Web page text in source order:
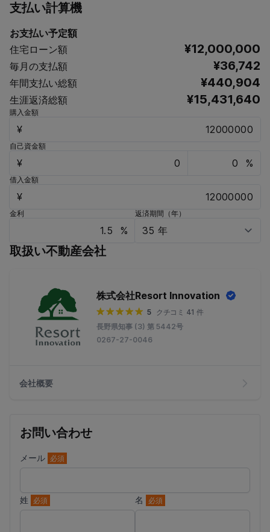
支払い計算機
お支払い予定額
住宅ローン額
¥12,000,000
毎月の支払額 ¥36,742
年間支払い総額 ¥440,904
生涯返済総額 ¥15,431,640
購入金額
¥
自己資金額
¥ %
借入金額
¥
金利
%
返済期間（年）
取扱い不動産会社
株式会社Resort Innovation
5
クチコミ 41 件
長野県知事 (3) 第 5442号
0267-27-0046
会社概要
お問い合わせ
メール 必須
姓 必須 名 必須